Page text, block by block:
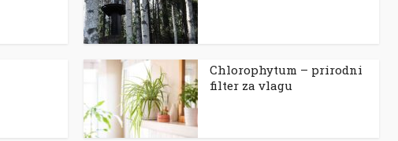
Chlorophytum – prirodni
filter za vlagu